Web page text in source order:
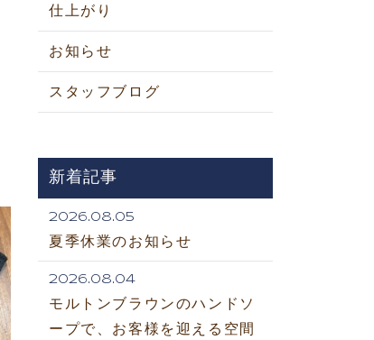
仕上がり
お知らせ
スタッフブログ
新着記事
2026.08.05
夏季休業のお知らせ
2026.08.04
モルトンブラウンのハンドソ
ープで、お客様を迎える空間